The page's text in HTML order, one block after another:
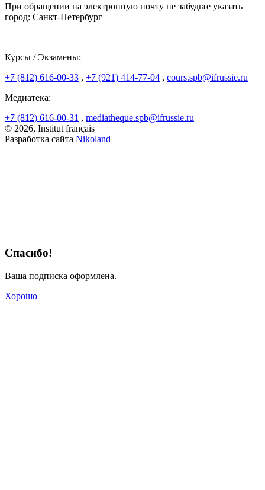
При обращении на электронную почту не забудьте указать
город: Санкт-Петербург
Курсы / Экзамены:
+7 (812) 616-00-33 , +7 (921) 414-77-04 , cours.spb@ifrussie.ru
Медиатека:
+7 (812) 616-00-31 , mediatheque.spb@ifrussie.ru
© 2026, Institut français
Разработка сайта Nikoland
Спасибо!
Ваша подписка оформлена.
Хорошо